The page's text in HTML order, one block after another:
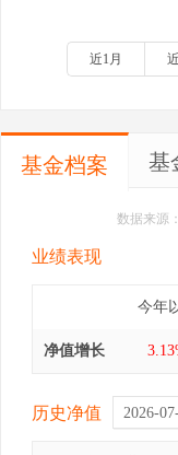
近1月
基金档案 基
数据来源
业绩表现
今年
净值增长
历史净值